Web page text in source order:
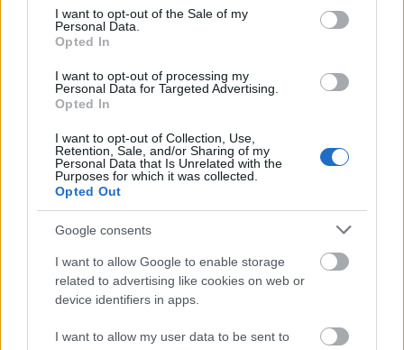
consent section.
I want to opt-out of the Sale of my
Personal Data.
Opted In
I want to opt-out of processing my
Personal Data for Targeted Advertising.
Opted In
I want to opt-out of Collection, Use,
Retention, Sale, and/or Sharing of my
Personal Data that Is Unrelated with the
Purposes for which it was collected.
Opted Out
Google consents
I want to allow Google to enable storage
related to advertising like cookies on web or
device identifiers in apps.
I want to allow my user data to be sent to
Olvasónk, A. Diószegi az alább olvasható levelében
foglalkozik, mégpedig azzal, hogy a HÉV-pótló
járatokon miért nem megoldott a bicikliszállítás.
Mint ismeretes HÉV-pótlóként ugyan azok a buszok
közlekednek, amik a napi…
Megtolta a villamos a szabálytalan
kerékpárost
Olvasónk érdekes esetnek volt szemtanúja az
Astorián. A villamosmegállóba beállt egy 49-es
villamos, ami mögött egy kerékpáros állt, majd